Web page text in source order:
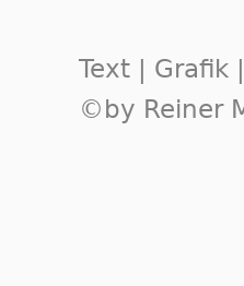
Text | Grafik
©by Reiner